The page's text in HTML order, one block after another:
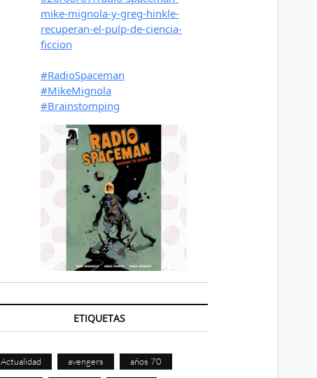
ETIQUETAS
Actualidad avengers años 70